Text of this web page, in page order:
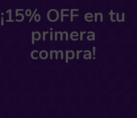
¡15% OFF en tu
primera
compra!